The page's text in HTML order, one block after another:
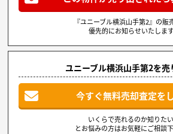
『ユニーブル横浜山手第2』の販
優先的にお知らせいたします
ユニーブル横浜山手第2を売
今すぐ無料売却査定を
いくらで売れるのか知りたい
とお悩みの方はお気軽にご相談下